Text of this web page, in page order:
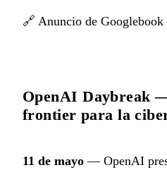
🔗 Anuncio de Googlebook
OpenAI Daybreak
frontier para la
11 de mayo — OpenAI